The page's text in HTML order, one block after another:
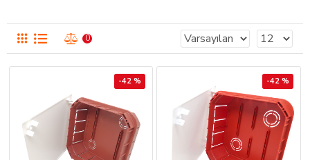
0
-42 % -42 %